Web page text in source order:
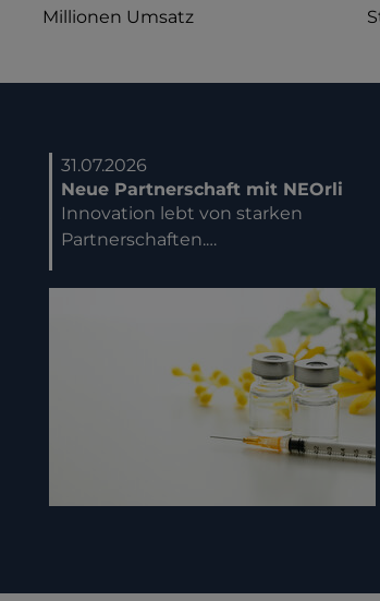
Millionen Umsatz
31.07.2026
Neue Partnerschaft mit NEOrli
Innovation lebt von starken
Partnerschaften.…